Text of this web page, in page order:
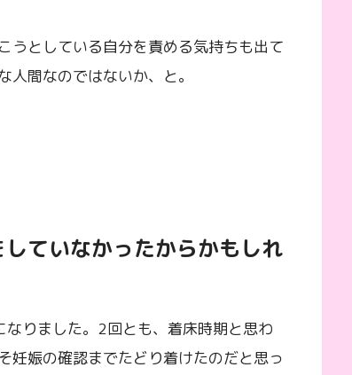
うとしている自分を責める気持ちも出て
間なのではないか、と。
ていなかったからかもしれ
りました。2回とも、着床時期と思わ
妊娠の確認までたどり着けたのだと思っ